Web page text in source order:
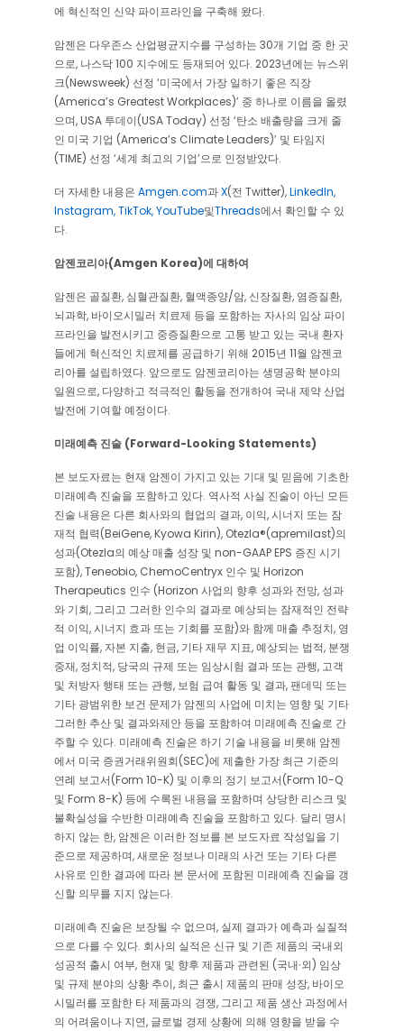
에 혁신적인 신약 파이프라인을 구축해 왔다.
암젠은 다우존스 산업평균지수를 구성하는 30개 기업 중 한 곳
으로, 나스닥 100 지수에도 등재되어 있다. 2023년에는 뉴스위
크(Newsweek) 선정 ‘미국에서 가장 일하기 좋은 직장
(America’s Greatest Workplaces)’ 중 하나로 이름을 올렸
으며, USA 투데이(USA Today) 선정 ‘탄소 배출량을 크게 줄
인 미국 기업 (America’s Climate Leaders)’ 및 타임지
(TIME) 선정 ‘세계 최고의 기업’으로 인정받았다.
더 자세한 내용은 Amgen.com과X(전 Twitter),LinkedIn,
Instagram,TikTok,YouTube및Threads에서 확인할 수 있
다.
암젠코리아(Amgen Korea)에 대하여
암젠은 골질환, 심혈관질환, 혈액종양/암, 신장질환, 염증질환,
뇌과학, 바이오시밀러 치료제 등을 포함하는 자사의 임상 파이
프라인을 발전시키고 중증질환으로 고통 받고 있는 국내 환자
들에게 혁신적인 치료제를 공급하기 위해 2015년 11월 암젠코
리아를 설립하였다. 앞으로도 암젠코리아는 생명공학 분야의
일원으로, 다양하고 적극적인 활동을 전개하여 국내 제약 산업
발전에 기여할 예정이다.
미래예측 진술 (Forward-Looking Statements)
본 보도자료는 현재 암젠이 가지고 있는 기대 및 믿음에 기초한
미래예측 진술을 포함하고 있다. 역사적 사실 진술이 아닌 모든
진술 내용은 다른 회사와의 협업의 결과, 이익, 시너지 또는 잠
재적 협력(BeiGene, Kyowa Kirin), Otezla®(apremilast)의
성과(Otezla의 예상 매출 성장 및 non-GAAP EPS 증진 시기
포함), Teneobio, ChemoCentryx 인수 및 Horizon
Therapeutics 인수 (Horizon 사업의 향후 성과와 전망, 성과
와 기회, 그리고 그러한 인수의 결과로 예상되는 잠재적인 전략
적 이익, 시너지 효과 또는 기회를 포함)와 함께 매출 추정치, 영
업 이익률, 자본 지출, 현금, 기타 재무 지표, 예상되는 법적, 분쟁
중재, 정치적, 당국의 규제 또는 임상시험 결과 또는 관행, 고객
및 처방자 행태 또는 관행, 보험 급여 활동 및 결과, 팬데믹 또는
기타 광범위한 보건 문제가 암젠의 사업에 미치는 영향 및 기타
그러한 추산 및 결과와제안 등을 포함하여 미래예측 진술로 간
주할 수 있다. 미래예측 진술은 하기 기술 내용을 비롯해 암젠
에서 미국 증권거래위원회(SEC)에 제출한 가장 최근 기준의
연례 보고서(Form 10-K) 및 이후의 정기 보고서(Form 10-Q
및 Form 8-K) 등에 수록된 내용을 포함하며 상당한 리스크 및
불확실성을 수반한 미래예측 진술을 포함하고 있다. 달리 명시
하지 않는 한, 암젠은 이러한 정보를 본 보도자료 작성일을 기
준으로 제공하며, 새로운 정보나 미래의 사건 또는 기타 다른
사유로 인한 결과에 따라 본 문서에 포함된 미래예측 진술을 갱
신할 의무를 지지 않는다.
미래예측 진술은 보장될 수 없으며, 실제 결과가 예측과 실질적
으로 다를 수 있다. 회사의 실적은 신규 및 기존 제품의 국내외
성공적 출시 여부, 현재 및 향후 제품과 관련된 (국내∙외) 임상
및 규제 분야의 상황 추이, 최근 출시 제품의 판매 성장, 바이오
시밀러를 포함한 타 제품과의 경쟁, 그리고 제품 생산 과정에서
의 어려움이나 지연, 글로벌 경제 상황에 의해 영향을 받을 수